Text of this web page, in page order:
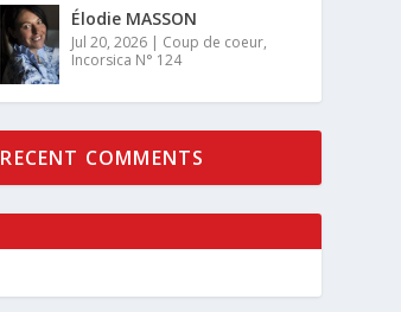
Élodie MASSON
Jul 20, 2026 | Coup de coeur,
Incorsica N° 124
RECENT COMMENTS